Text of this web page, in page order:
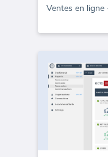
Ventes en